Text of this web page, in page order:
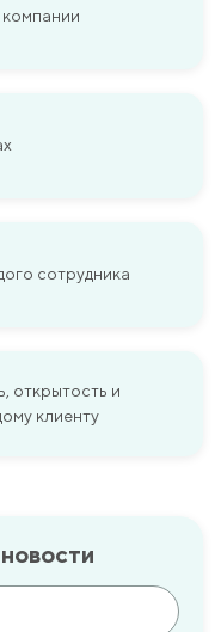
компании
сотрудника
открытость и
клиенту